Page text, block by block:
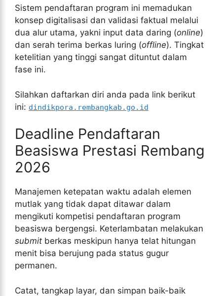
Sistem pendaftaran program ini memadukan
konsep digitalisasi dan validasi faktual melalui
dua alur utama, yakni input data daring (online)
dan serah terima berkas luring (offline). Tingkat
ketelitian yang tinggi sangat dituntut dalam
fase ini.
Silahkan daftarkan diri anda pada link berikut
ini: dindikpora.rembangkab.go.id
Deadline Pendaftaran
Beasiswa Prestasi Rembang
2026
Manajemen ketepatan waktu adalah elemen
mutlak yang tidak dapat ditawar dalam
mengikuti kompetisi pendaftaran program
beasiswa bergengsi. Keterlambatan melakukan
submit berkas meskipun hanya telat hitungan
menit bisa berujung pada status gugur
permanen.
Catat, tangkap layar, dan simpan baik-baik